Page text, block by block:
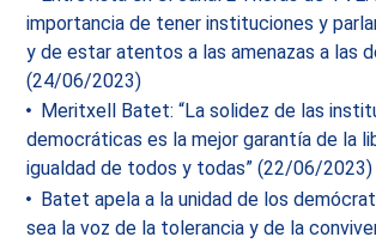
importancia de tener instituciones y
y de estar atentos a las amenazas a las
(24/06/2023)
Meritxell Batet: “La solidez de las
democráticas es la mejor garantía de la
igualdad de todos y todas” (22/06/2023)
Batet apela a la unidad de los
sea la voz de la tolerancia y de la